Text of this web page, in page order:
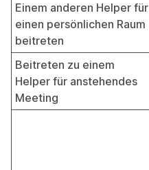
Einem anderen Helper für
einen persönlichen Raum
beitreten
Beitreten zu einem
Helper für anstehendes
Meeting